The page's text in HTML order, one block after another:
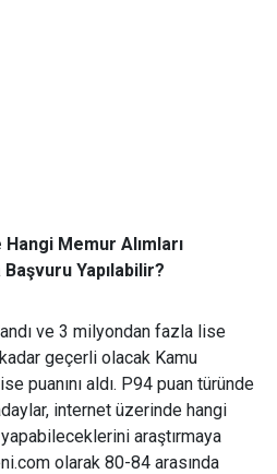
Memur Alımları
Yapılabilir?
ve 3 milyondan fazla lise
geçerli olacak Kamu
puanını aldı. P94 puan türünde
internet üzerinde hangi
araştırmaya
olarak 80-84 arasında